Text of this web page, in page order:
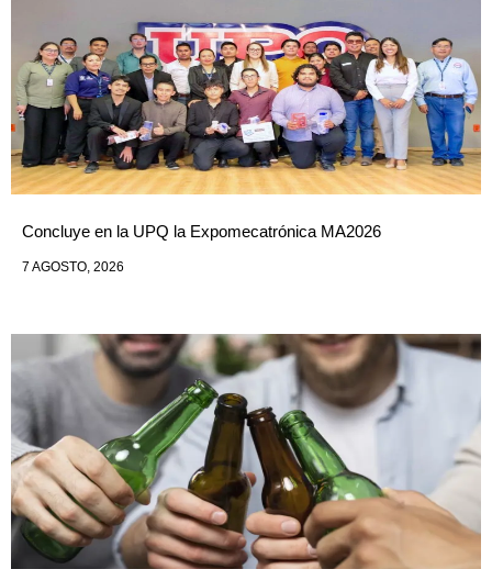
Concluye en la UPQ la Expomecatrónica MA2026
7 AGOSTO, 2026